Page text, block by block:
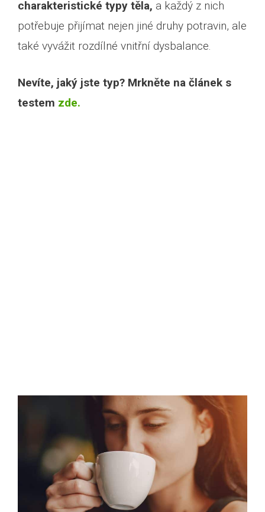
charakteristické typy těla, a každý z nich
potřebuje přijímat nejen jiné druhy potravin, ale
také vyvážit rozdílné vnitřní dysbalance.
Nevíte, jaký jste typ? Mrkněte na článek s
testem zde.